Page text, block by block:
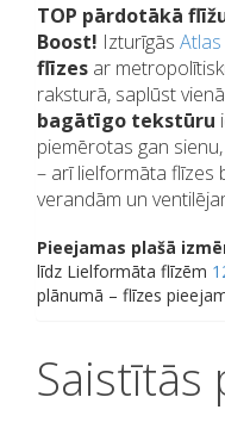
TOP pārdotākā
Boost! Izturīgās
flīzes ar
raksturā, saplūst
bagātīgo tekstūru
piemērotas gan
– arī lielformāta flīzes
verandām un
Pieejamas plašā
līdz Lielformāta flīzēm
plānumā – flīzes
Saistītās